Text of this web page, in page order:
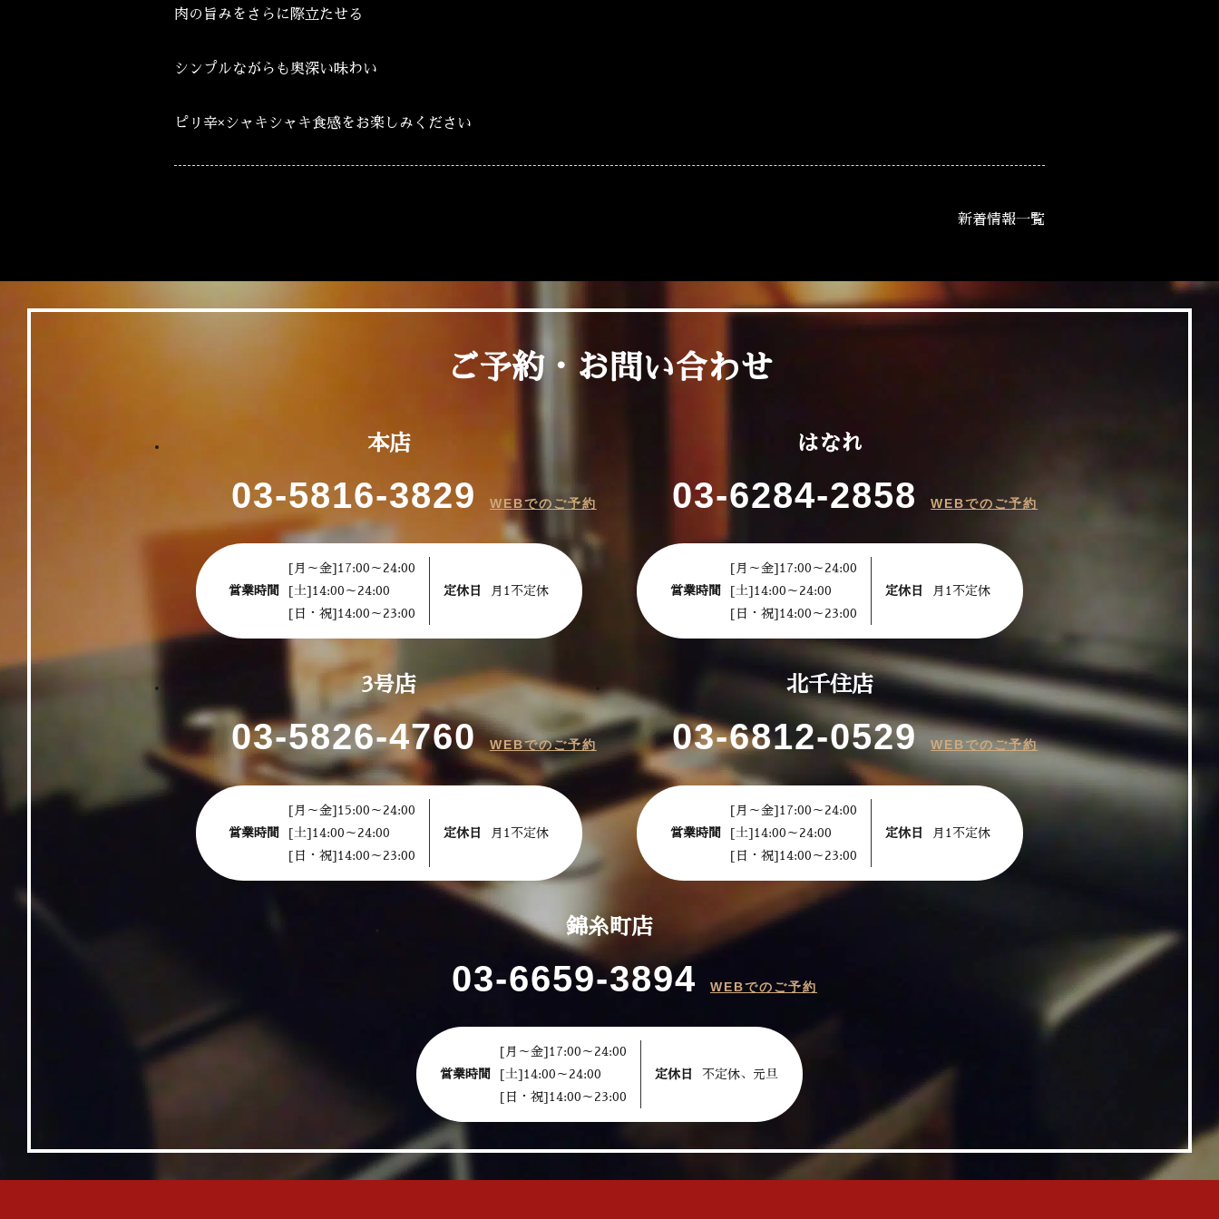
肉の旨みをさらに際立たせる
シンプルながらも奥深い味わい
ピリ辛×シャキシャキ食感をお楽しみください
新着情報一覧
ご予約・お問い合わせ
本店
03-5816-3829 WEBでのご予約
営業時間
[月～金]17:00～24:00
[土]14:00～24:00
[日・祝]14:00～23:00
定休日 月1不定休
はなれ
03-6284-2858 WEBでのご予約
営業時間
[月～金]17:00～24:00
[土]14:00～24:00
[日・祝]14:00～23:00
定休日 月1不定休
3号店
03-5826-4760 WEBでのご予約
営業時間
[月～金]15:00～24:00
[土]14:00～24:00
[日・祝]14:00～23:00
定休日 月1不定休
北千住店
03-6812-0529 WEBでのご予約
営業時間
[月～金]17:00～24:00
[土]14:00～24:00
[日・祝]14:00～23:00
定休日 月1不定休
錦糸町店
03-6659-3894 WEBでのご予約
営業時間
[月～金]17:00～24:00
[土]14:00～24:00
[日・祝]14:00～23:00
定休日 不定休、元旦